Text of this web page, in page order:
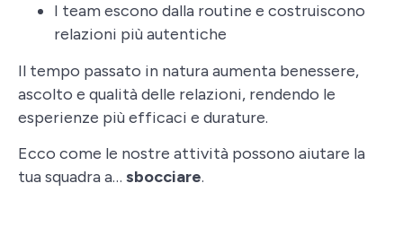
I team escono dalla routine e costruiscono
relazioni più autentiche
Il tempo passato in natura aumenta benessere,
ascolto e qualità delle relazioni, rendendo le
esperienze più efficaci e durature.
Ecco come le nostre attività possono aiutare la
tua squadra a… sbocciare.